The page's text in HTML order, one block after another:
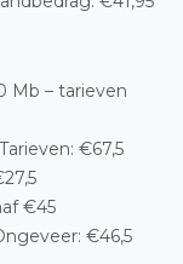
Mb – tarieven
€67,5
€45
€46,5